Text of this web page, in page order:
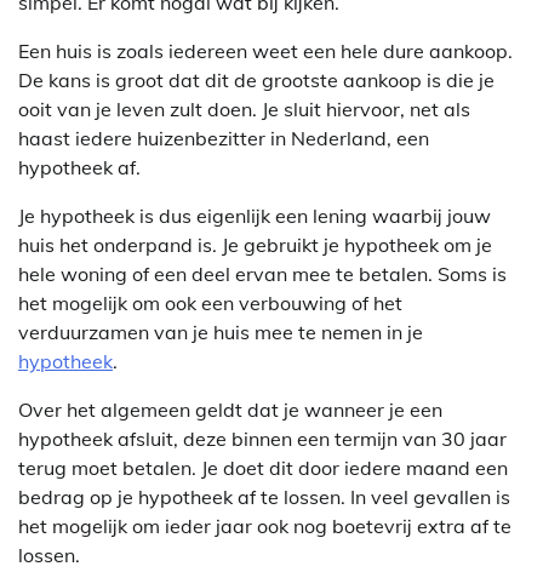
Een huis is zoals iedereen weet een hele dure aankoop.
De kans is groot dat dit de grootste aankoop is die je
ooit van je leven zult doen. Je sluit hiervoor, net als
haast iedere huizenbezitter in Nederland, een
hypotheek af.
Je hypotheek is dus eigenlijk een lening waarbij jouw
huis het onderpand is. Je gebruikt je hypotheek om je
hele woning of een deel ervan mee te betalen. Soms is
het mogelijk om ook een verbouwing of het
verduurzamen van je huis mee te nemen in je
hypotheek.
Over het algemeen geldt dat je wanneer je een
hypotheek afsluit, deze binnen een termijn van 30 jaar
terug moet betalen. Je doet dit door iedere maand een
bedrag op je hypotheek af te lossen. In veel gevallen is
het mogelijk om ieder jaar ook nog boetevrij extra af te
lossen.